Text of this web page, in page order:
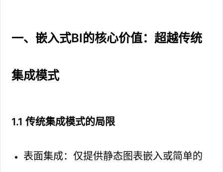
一、嵌入式BI的核心价值：超越传统
集成模式
1.1 传统集成模式的局限
表面集成：仅提供静态图表嵌入或简单的